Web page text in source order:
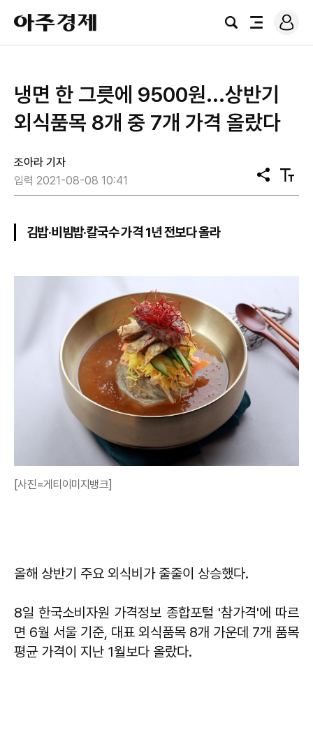
아
주
경
검
전
로
그
냉면 한 그릇에 9500원...상반기
외식품목 8개 중 7개 가격 올랐다
조아라 기자
입력 2021-08-08 10:41
공
유
텍
스
김밥·비빔밥·칼국수 가격 1년 전보다 올라
[사진=게티이미지뱅크]
올해 상반기 주요 외식비가 줄줄이 상승했다.
8일 한국소비자원 가격정보 종합포털 '참가격'에 따르
면 6월 서울 기준, 대표 외식품목 8개 가운데 7개 품목
평균 가격이 지난 1월보다 올랐다.